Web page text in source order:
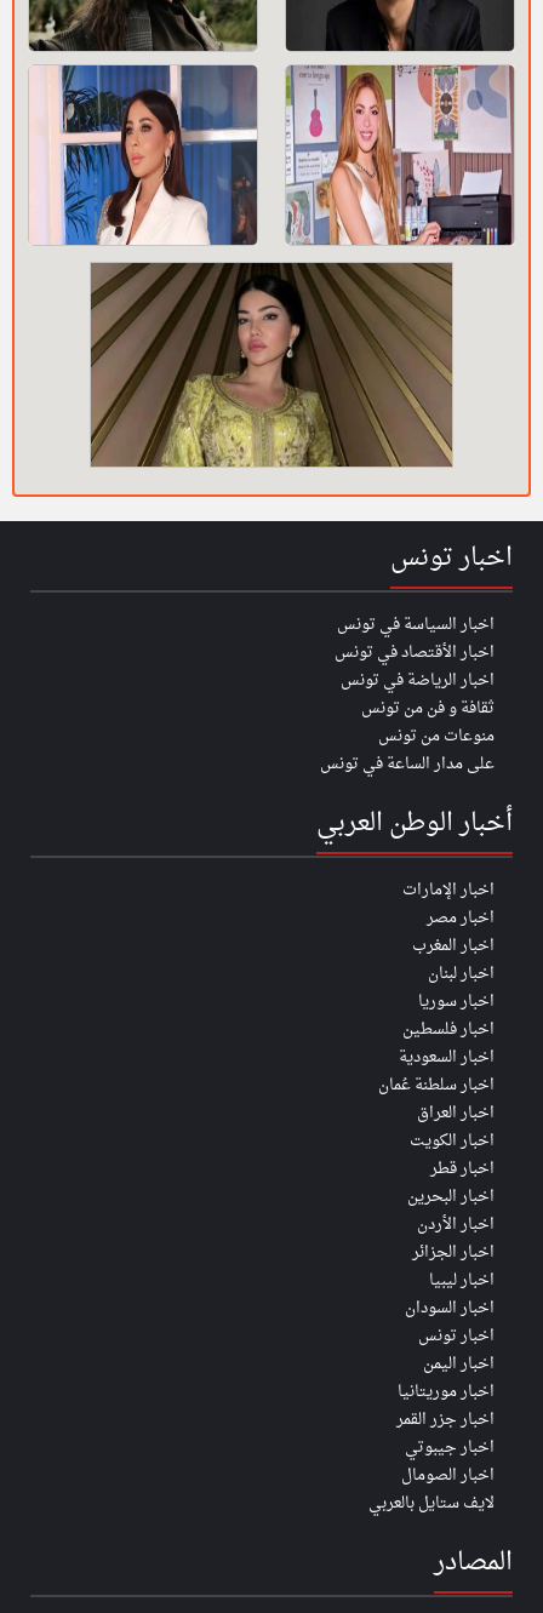
اخبار تونس
اخبار السياسة في تونس
اخبار الأقتصاد في تونس
اخبار الرياضة في تونس
ثقافة و فن من تونس
منوعات من تونس
على مدار الساعة في تونس
أخبار الوطن العربي
اخبار الإمارات
اخبار مصر
اخبار المغرب
اخبار لبنان
اخبار سوريا
اخبار فلسطين
اخبار السعودية
اخبار سلطنة عُمان
اخبار العراق
اخبار الكويت
اخبار قطر
اخبار البحرين
اخبار الأردن
اخبار الجزائر
اخبار ليبيا
اخبار السودان
اخبار تونس
اخبار اليمن
اخبار موريتانيا
اخبار جزر القمر
اخبار جيبوتي
اخبار الصومال
لايف ستايل بالعربي
المصادر